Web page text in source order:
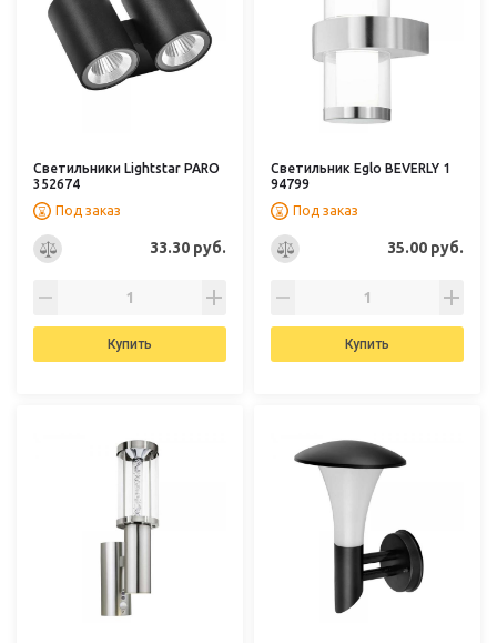
Светильники Lightstar PARO
352674
Под заказ
33.30 руб.
Купить
Светильник Eglo BEVERLY 1
94799
Под заказ
35.00 руб.
Купить